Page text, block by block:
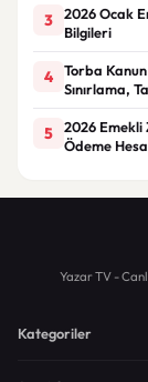
3
2026 Ocak
Bilgileri
4
Torba
Sınırlama,
5
2026 Emekli
Ödeme
Yazar TV -
Kategoriler